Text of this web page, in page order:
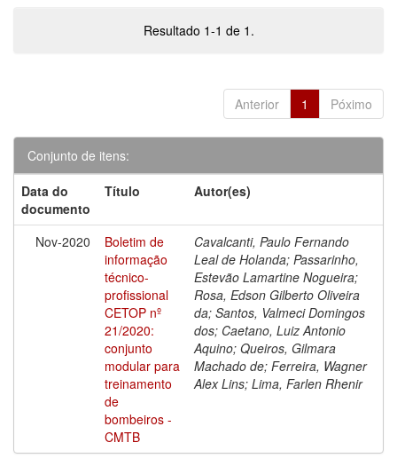
Resultado 1-1 de 1.
Anterior 1 Póximo
Conjunto de itens:
Data do
documento
Título Autor(es)
Nov-2020
Boletim de
informação
técnico-
profissional
CETOP nº
21/2020:
conjunto
modular para
treinamento
de
bombeiros -
CMTB
Cavalcanti, Paulo Fernando
Leal de Holanda; Passarinho,
Estevão Lamartine Nogueira;
Rosa, Edson Gilberto Oliveira
da; Santos, Valmeci Domingos
dos; Caetano, Luiz Antonio
Aquino; Queiros, Gilmara
Machado de; Ferreira, Wagner
Alex Lins; Lima, Farlen Rhenir